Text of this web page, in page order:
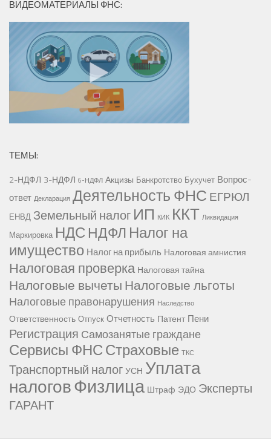
ВИДЕОМАТЕРИАЛЫ ФНС:
ТЕМЫ:
2-НДФЛ 3-НДФЛ 6-НДФЛ Акцизы Банкротство Бухучет Вопрос-
ответ Декларация Деятельность ФНС ЕГРЮЛ
ЕНВД Земельный налог ИП КИК ККТ Ликвидация
Маркировка НДС НДФЛ Налог на
имущество Налог на прибыль Налоговая амнистия
Налоговая проверка Налоговая тайна
Налоговые вычетыНалоговые льготы
Налоговые правонарушения Наследство
Ответственность Отпуск Отчетность Патент Пени
Регистрация Самозанятые граждане
Сервисы ФНССтраховые ТКС
Транспортный налогУСН Уплата
налоговФизлица Штраф ЭДО Эксперты
ГАРАНТ